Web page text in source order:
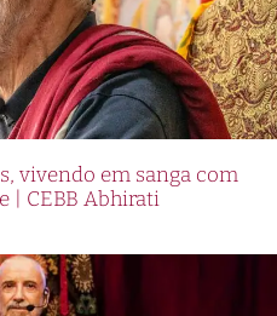
vivendo em sanga com
| CEBB Abhirati